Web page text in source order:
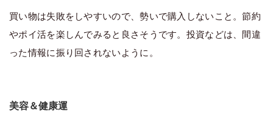
買い物は失敗をしやすいので、勢いで購入しないこと。節約
やポイ活を楽しんでみると良さそうです。投資などは、間違
った情報に振り回されないように。
美容＆健康運